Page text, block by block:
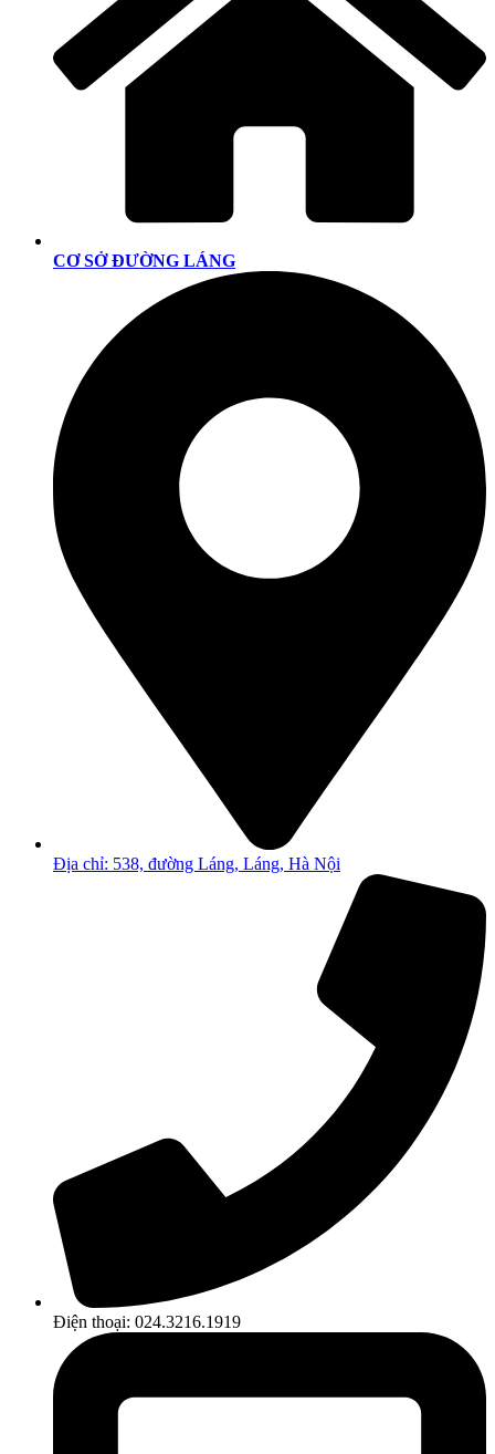
CƠ SỞ ĐƯỜNG LÁNG
Địa chỉ: 538, đường Láng, Láng, Hà Nội
Điện thoại: 024.3216.1919